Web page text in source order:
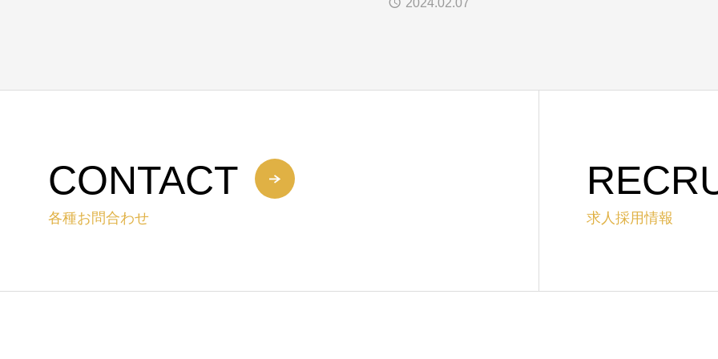
2024.02.07
CONTACT
各種お問合わせ 求人採用情報